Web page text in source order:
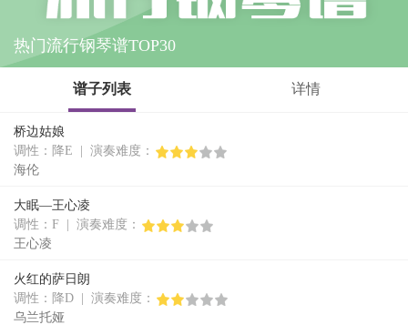
热门流行钢琴谱TOP30
谱子列表 详情
桥边姑娘
调性：降E | 演奏难度：
海伦
大眠—王心凌
调性：F | 演奏难度：
王心凌
火红的萨日朗
调性：降D | 演奏难度：
乌兰托娅